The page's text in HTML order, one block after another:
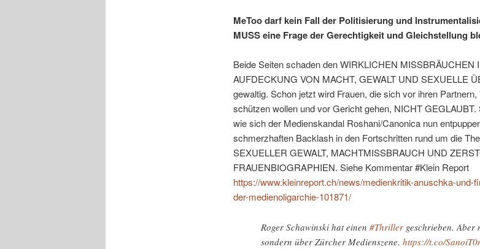
MeToo darf kein Fall der Politisierung und
MUSS eine Frage der Gerechtigkeit und Gleichstellung
Beide Seiten schaden den WIRKLICHEN MISSBRÄUCHEN
AUFDECKUNG VON MACHT, GEWALT UND SEXUELLE
gewaltig. Schon jetzt wird Frauen, die sich vor ihren
schützen wollen und vor Gericht gehen, NICHT GEGLAUBT.
wie sich der Medienskandal Roshani/Canonica nun
schmerzhaften Backlash in den Fortschritten rund um die
SEXUELLER GEWALT, MACHTMISSBRAUCH UND
FRAUENBIOGRAPHIEN. Siehe Kommentar #Klein Report
https://www.kleinreport.ch/news/medienkritik-anuschka-und-
der-medienoligarchie-101871/
Roger Schawinski hat einen #Thrillergeschrieben. Aber
sondern über Zürcher Medienszene. https://t.co/